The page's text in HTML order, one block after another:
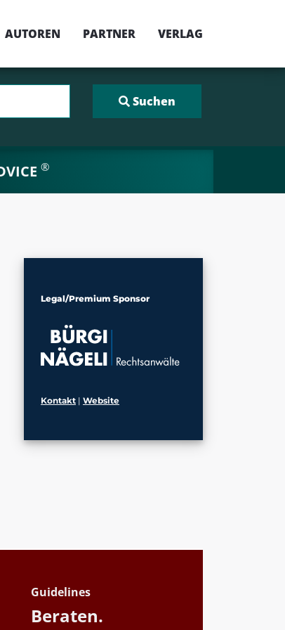
AUTOREN PARTNER VERLAG
®
Legal/Premium Sponsor
Kontakt | Website
Guidelines
Beraten.